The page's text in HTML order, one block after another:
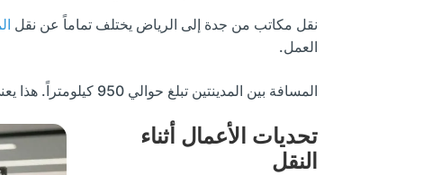
نقل مكاتب من جدة إلى الرياض يختلف تماماً عن نقل
العمل.
المسافة بين المدينتين تبلغ حوالي 950 كيلومتراً. هذا يعني ضرورة التخطيط المحكم لكل مرحلة من مراحل النقل.
تحديات الأعمال أثناء
النقل